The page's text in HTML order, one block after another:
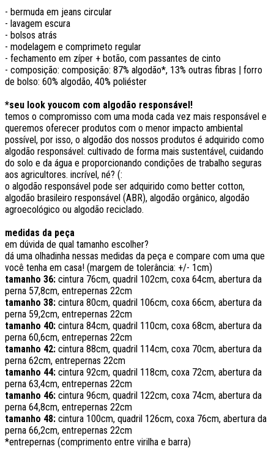
- bermuda em jeans circular
- lavagem escura
- bolsos atrás
- modelagem e comprimeto regular
- fechamento em zíper + botão, com passantes de cinto
- composição: composição: 87% algodão*, 13% outras fibras | forro
de bolso: 60% algodão, 40% poliéster
*seu look youcom com algodão responsável!
temos o compromisso com uma moda cada vez mais responsável e
queremos oferecer produtos com o menor impacto ambiental
possível, por isso, o algodão dos nossos produtos é adquirido como
algodão responsável: cultivado de forma mais sustentável, cuidando
do solo e da água e proporcionando condições de trabalho seguras
aos agricultores. incrível, né? (:
o algodão responsável pode ser adquirido como better cotton,
algodão brasileiro responsável (ABR), algodão orgânico, algodão
agroecológico ou algodão reciclado.
medidas da peça
em dúvida de qual tamanho escolher?
dá uma olhadinha nessas medidas da peça e compare com uma que
você tenha em casa! (margem de tolerância: +/- 1cm)
tamanho 36: cintura 76cm, quadril 102cm, coxa 64cm, abertura da
perna 57,8cm, entrepernas 22cm
tamanho 38: cintura 80cm, quadril 106cm, coxa 66cm, abertura da
perna 59,2cm, entrepernas 22cm
tamanho 40: cintura 84cm, quadril 110cm, coxa 68cm, abertura da
perna 60,6cm, entrepernas 22cm
tamanho 42: cintura 88cm, quadril 114cm, coxa 70cm, abertura da
perna 62cm, entrepernas 22cm
tamanho 44: cintura 92cm, quadril 118cm, coxa 72cm, abertura da
perna 63,4cm, entrepernas 22cm
tamanho 46: cintura 96cm, quadril 122cm, coxa 74cm, abertura da
perna 64,8cm, entrepernas 22cm
tamanho 48: cintura 100cm, quadril 126cm, coxa 76cm, abertura da
perna 66,2cm, entrepernas 22cm
*entrepernas (comprimento entre virilha e barra)